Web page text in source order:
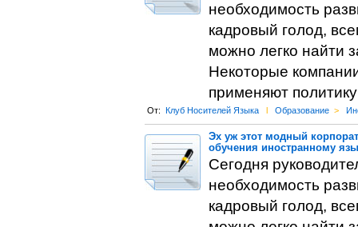
необходимость
кадровый голод,
можно легко найти
Некоторые
применяют
От: Клуб Носителей Языка l Образование >
Эх уж этот модный
обучения иностранному
Сегодня
необходимость
кадровый голод,